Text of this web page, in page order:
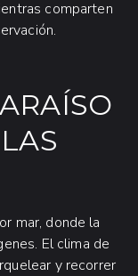
comparten
mar, donde la
El clima de
y recorrer